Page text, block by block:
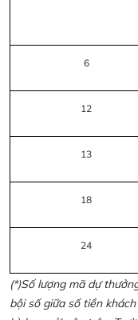
6
12
13
18
24
(*)Số lượng mã dự
bội số giữa số tiền